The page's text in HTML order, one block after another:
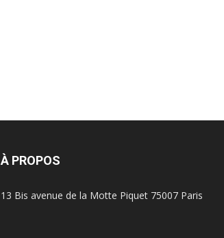
À PROPOS
13 Bis avenue de la Motte Piquet 75007 Paris